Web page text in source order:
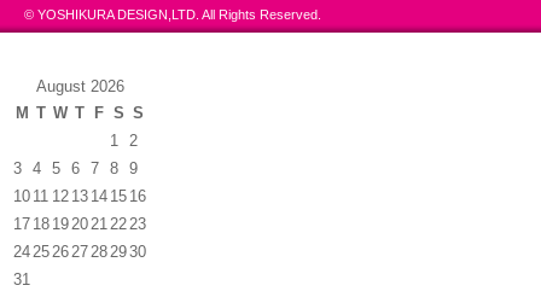
© YOSHIKURA DESIGN,LTD. All Rights Reserved.
August 2026
M T W T F S S
1
2
3
4 5 6 7 8
9
10 11 12 13 14 15 16
17 18 1920212223
24252627282930
31